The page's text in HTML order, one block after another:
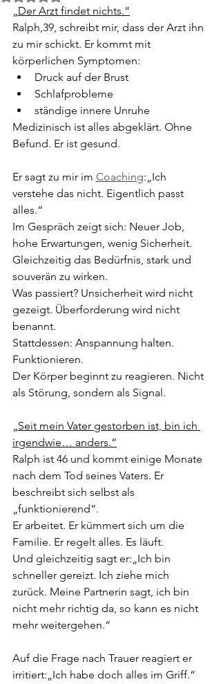
„Der Arzt findet nichts.“
Ralph,39, schreibt mir, dass der Arzt ihn
zu mir schickt. Er kommt mit
körperlichen Symptomen:
Druck auf der Brust
Schlafprobleme
ständige innere Unruhe
Medizinisch ist alles abgeklärt. Ohne
Befund. Er ist gesund.
Er sagt zu mir im Coaching:„Ich
verstehe das nicht. Eigentlich passt
alles.“
Im Gespräch zeigt sich: Neuer Job,
hohe Erwartungen, wenig Sicherheit.
Gleichzeitig das Bedürfnis, stark und
souverän zu wirken.
Was passiert? Unsicherheit wird nicht
gezeigt. Überforderung wird nicht
benannt.
Stattdessen: Anspannung halten.
Funktionieren.
Der Körper beginnt zu reagieren. Nicht
als Störung, sondern als Signal.
„Seit mein Vater gestorben ist, bin ich
irgendwie… anders.“
Ralph ist 46 und kommt einige Monate
nach dem Tod seines Vaters. Er
beschreibt sich selbst als
„funktionierend“.
Er arbeitet. Er kümmert sich um die
Familie. Er regelt alles. Es läuft.
Und gleichzeitig sagt er:„Ich bin
schneller gereizt. Ich ziehe mich
zurück. Meine Partnerin sagt, ich bin
nicht mehr richtig da, so kann es nicht
mehr weitergehen.“
Auf die Frage nach Trauer reagiert er
irritiert:„Ich habe doch alles im Griff.“